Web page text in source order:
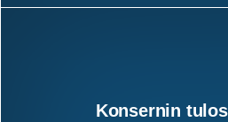
Konsernin